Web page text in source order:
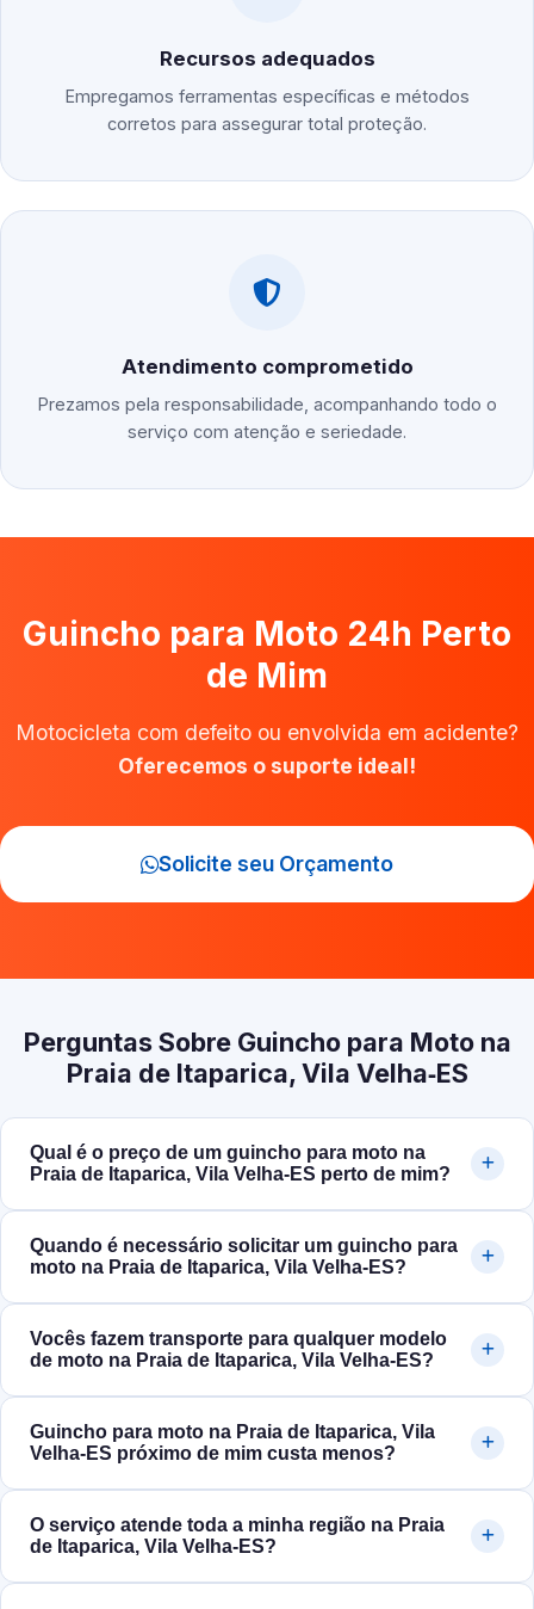
Recursos adequados
Empregamos ferramentas específicas e métodos
corretos para assegurar total proteção.
Atendimento comprometido
Prezamos pela responsabilidade, acompanhando todo o
serviço com atenção e seriedade.
Guincho para Moto 24h Perto
de Mim
Motocicleta com defeito ou envolvida em acidente?
Oferecemos o suporte ideal!
Solicite seu Orçamento
Perguntas Sobre Guincho para Moto na
Praia de Itaparica, Vila Velha‑ES
Qual é o preço de um guincho para moto na
Praia de Itaparica, Vila Velha‑ES perto de mim?
Quando é necessário solicitar um guincho para
moto na Praia de Itaparica, Vila Velha‑ES?
Vocês fazem transporte para qualquer modelo
de moto na Praia de Itaparica, Vila Velha‑ES?
Guincho para moto na Praia de Itaparica, Vila
Velha‑ES próximo de mim custa menos?
O serviço atende toda a minha região na Praia
de Itaparica, Vila Velha‑ES?